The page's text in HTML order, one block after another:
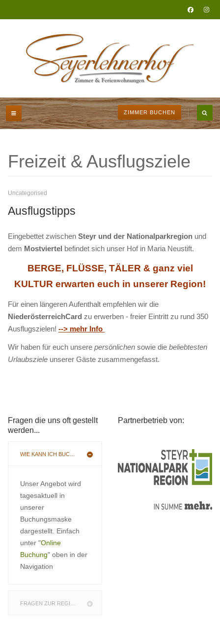
ZIMMER BUCHEN
Freizeit & Ausflugsziele
Uncategorised
Ausflugstipps
Eingebettet zwischen Steyr und der Nationalparkregion und
dem Mostviertel befindet sich unser Hof in Maria Neustift.
BERGE, FLÜSSE, TÄLER & ganz viel
KULTUR erwarten euch in unserer Region!
Für einen längeren Aufenthalt empfehlen wir die
NiederösterreichCard zu erwerben - freier Eintritt zu rund 350
Ausflugszielen! --> mehr Info
Wir haben für euch unsere persönlichen sowie die beliebtesten
Urlaubsziele unserer Gäste zusammengefasst.
Fragen die uns oft gestellt
werden...
WIE KANN ICH BUCHEN
Unser Angebot wird
tagesaktuell in
unserer
Buchungsmaske
dargestellt. Einfach
unter "Online
Buchung" oben in der
Navigation
FRAGEN ZUR REGION
Partnerbetrieb von: